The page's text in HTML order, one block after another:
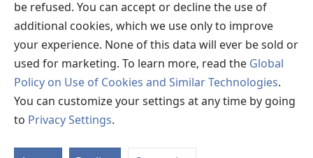
be refused. You can accept or decline the use of
additional cookies, which we use only to improve
your experience. None of this data will ever be sold or
used for marketing. To learn more, read the Global
Policy on Use of Cookies and Similar Technologies.
You can customize your settings at any time by going
to Privacy Settings.
window)JW லைப்ரரி
உவாட்ச்டவர் லைப்ரரி
Copyright© 2026 Watch Tower Bible and Tract Society of Pennsylvania.